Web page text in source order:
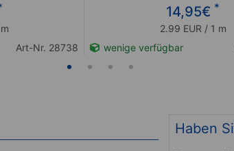
Art-Nr. 28738
14,95€ *
2.99 EUR / 1 m
wenige verfügbar
Haben